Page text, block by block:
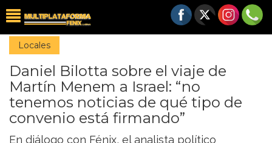
Locales
Daniel Bilotta sobre el viaje de
Martín Menem a Israel: “no
tenemos noticias de qué tipo de
convenio está firmando”
En diálogo con Fénix, el analista político